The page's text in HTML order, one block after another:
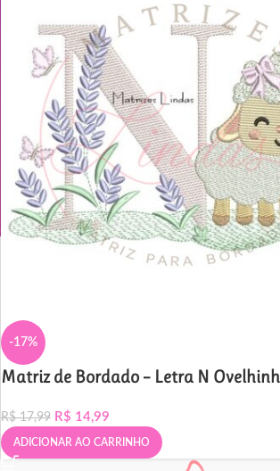
-17%
Matriz de Bordado – Letra N
R$17,99 R$ 14,99
ADICIONAR AO CARRINHO